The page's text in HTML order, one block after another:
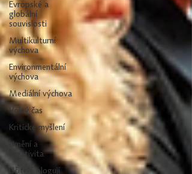
Evropské a
globální
souvislosti
Multikulturní
výchova
Environmentální
výchova
Mediální výchova
Volný čas
Kritické myšlení
Umění a
kreativita
Učitelé blogují